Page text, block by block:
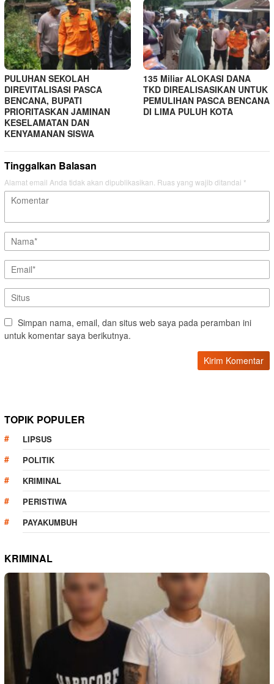
PULUHAN SEKOLAH
DIREVITALISASI PASCA
BENCANA, BUPATI
PRIORITASKAN JAMINAN
KESELAMATAN DAN
KENYAMANAN SISWA
135 Miliar ALOKASI DANA
TKD DIREALISASIKAN UNTUK
PEMULIHAN PASCA BENCANA
DI LIMA PULUH KOTA
Tinggalkan Balasan
Alamat email Anda tidak akan dipublikasikan. Ruas yang wajib ditandai *
Simpan nama, email, dan situs web saya pada peramban ini
untuk komentar saya berikutnya.
TOPIK POPULER
LIPSUS
POLITIK
KRIMINAL
PERISTIWA
PAYAKUMBUH
KRIMINAL